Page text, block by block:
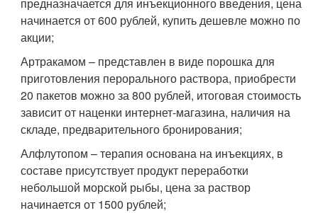
начинается от 600 рублей, купить дешевле можно по
акции;
Артракамом – представлен в виде порошка для
приготовления перорального раствора, приобрести
20 пакетов можно за 800 рублей, итоговая стоимость
зависит от наценки интернет-магазина, наличия на
складе, предварительного бронирования;
Алфлутопом – терапия основана на инъекциях, в
составе присутствует продукт переработки
небольшой морской рыбы, цена за раствор
начинается от 1500 рублей;